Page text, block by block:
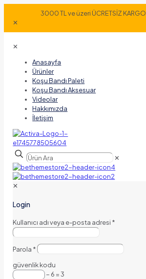
3000 TL ve üzeri ÜCRETSİZ KARGO
✕
✕
Anasayfa
Ürünler
Koşu Bandı Paleti
Koşu Bandı Aksesuar
Videolar
Hakkımızda
İletişim
✕
✕
Login
Kullanıcı adı veya e-posta adresi *
Parola *
güvenlik kodu
− 6 = 3